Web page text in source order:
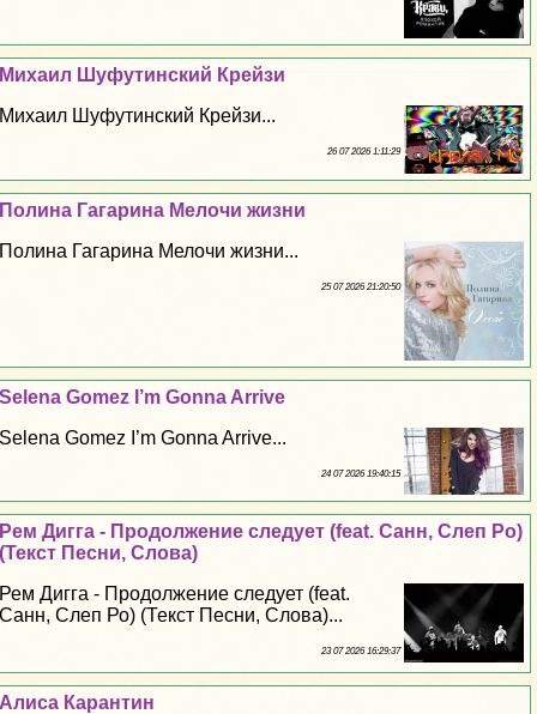
Михаил Шуфутинский Крейзи
Михаил Шуфутинский Крейзи...
26 07 2026 1:11:29
Полина Гагарина Мелочи жизни
Полина Гагарина Мелочи жизни...
25 07 2026 21:20:50
Selena Gomez I’m Gonna Arrive
Selena Gomez I’m Gonna Arrive...
24 07 2026 19:40:15
Рем Дигга - Продолжение следует (feat. Санн, Слеп Ро)
(Текст Песни, Слова)
Рем Дигга - Продолжение следует (feat.
Санн, Слеп Ро) (Текст Песни, Слова)...
23 07 2026 16:29:37
Алиса Карантин